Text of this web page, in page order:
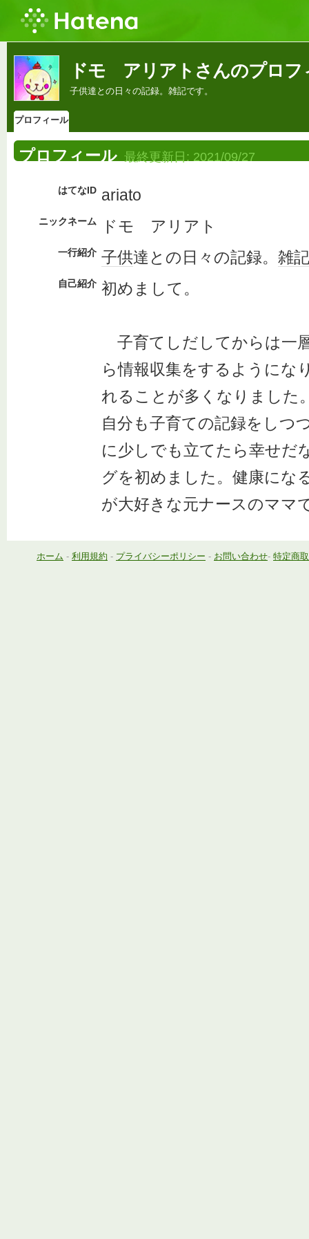
ドモ アリアトさんのプロフ
子供達との日々の記録。雑記です。
プロフィール
プロフィール 最終更新日: 2021/09/27
はてなID ariato
ニックネーム ドモ アリアト
一行紹介 子供達との日々の記録。 雑記
自己紹介 初めまして。
子育てしだしてからは一
ら情報収集をするようにな
れることが多くなりました
自分も子育ての記録をしつ
に少しでも立てたら幸せだ
グを初めました。健康にな
が大好きな元ナースのママ
ホーム - 利用規約 - プライバシーポリシー - お問い合わせ- 特定商